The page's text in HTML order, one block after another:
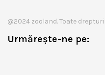
@2024 zooland. Toate
Urmărește-ne pe: